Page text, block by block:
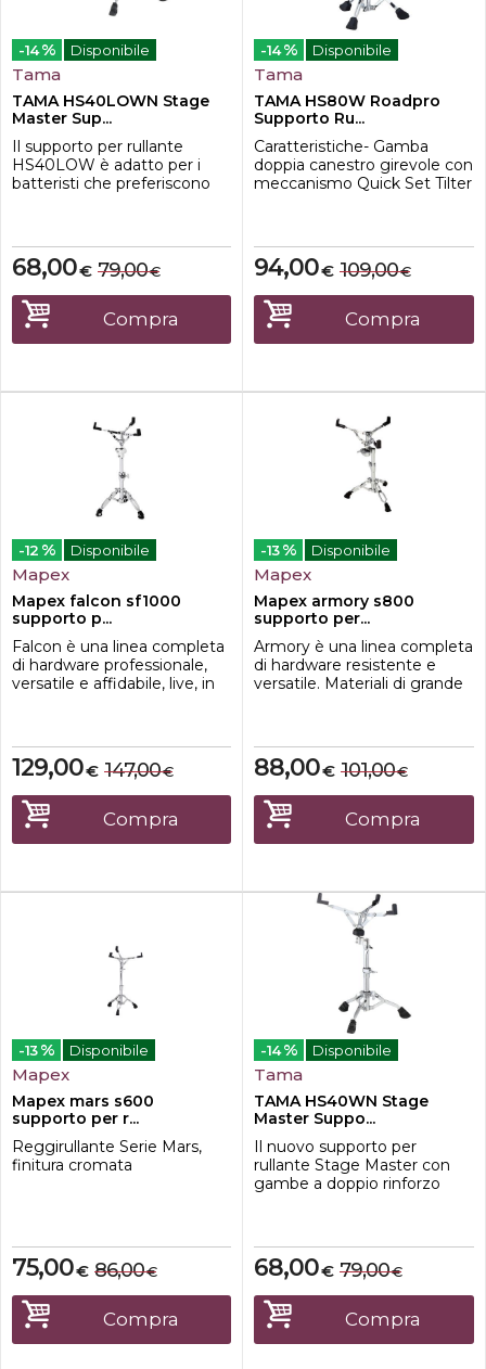
-14 % Disponibile
Tama
TAMA HS40LOWN Stage
Master Sup...
Il supporto per rullante
HS40LOW è adatto per i
batteristi che preferiscono
profondo come un modello
con profondità di 8". Questo
supporto è appositamente
progettato con la
costruzione "Low-Position ...
€
68,00 €
79,00
Compra
-14 % Disponibile
Tama
TAMA HS80W Roadpro
Supporto Ru...
Caratteristiche- Gamba
doppia canestro girevole con
meccanismo Quick Set Tilter
€
94,00 €
109,00
Compra
-12 % Disponibile
Mapex
Mapex falcon sf1000
supporto p...
Falcon è una linea completa
di hardware professionale,
versatile e affidabile, live, in
altissima qualità e
prestazioni imbattibili
rendono queste meccaniche
la scelta definitiva per ogni
professionista.Reggirullante
serie ...
€
129,00 €
147,00
Compra
-13 % Disponibile
Mapex
Mapex armory s800
supporto per...
Armory è una linea completa
di hardware resistente e
versatile. Materiali di grande
che pretendono la massima
affidabilità dal loro set di
meccaniche. Tutti i prodotti
sono disponibili sia in finitura
cro...
€
88,00 €
101,00
Compra
-13 % Disponibile
Mapex
Mapex mars s600
supporto per r...
Reggirullante Serie Mars,
finitura cromata
€
75,00 €
86,00
Compra
-14 % Disponibile
Tama
TAMA HS40WN Stage
Master Suppo...
Il nuovo supporto per
rullante Stage Master con
gambe a doppio rinforzo
saldamente in posizione il
cestello del rullante usando
l'attrito anziché i tradizionali
ingranaggi e consente di
regolarlo in qualunque
angolazione si de...
€
68,00 €
79,00
Compra